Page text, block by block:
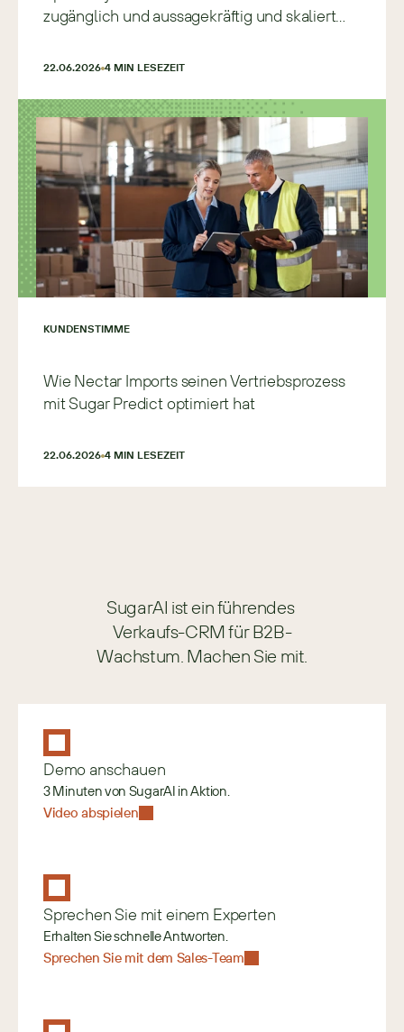
zugänglich und aussagekräftig und skaliert
22.06.2026 4 MIN LESEZEIT
KUNDENSTIMME
Wie Nectar Imports seinen Vertriebsprozess
mit Sugar Predict optimiert hat
22.06.2026 4 MIN LESEZEIT
SugarAI ist ein führendes
Verkaufs-CRM für B2B-
Wachstum. Machen Sie mit.
Demo anschauen
3 Minuten von SugarAI in Aktion.
Video abspielen
Sprechen Sie mit einem Experten
Erhalten Sie schnelle Antworten.
Sprechen Sie mit dem Sales-Team